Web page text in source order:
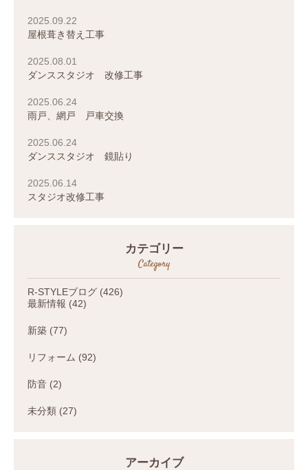
2025.09.22
屋根葺き替え工事
2025.08.01
ダンススタジオ 改修工事
2025.06.24
雨戸、網戸 戸車交換
2025.06.24
ダンススタジオ 鏡貼り
2025.06.14
スタジオ改修工事
カテゴリー
Category
R-STYLEブログ (426)
最新情報 (42)
新築 (77)
リフォーム (92)
防音 (2)
未分類 (27)
アーカイブ